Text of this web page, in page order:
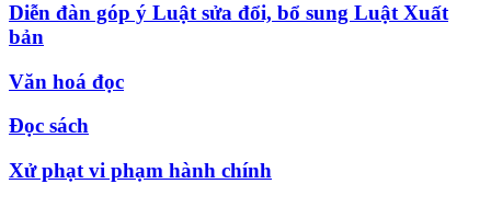
Diễn đàn góp ý Luật sửa đổi, bổ sung Luật Xuất
bản
Văn hoá đọc
Đọc sách
Xử phạt vi phạm hành chính